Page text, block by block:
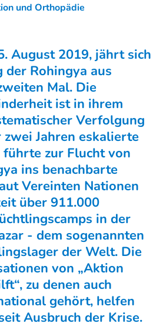
und Orthopädie
August 2019, jährt sich
Rohingya aus
Mal. Die
ist in ihrem
Verfolgung
zwei Jahren eskalierte
zur Flucht von
ins benachbarte
Vereinten Nationen
über 911.000
in der
- dem sogenannten
der Welt. Die
von „Aktion
zu denen auch
gehört, helfen
Ausbruch der Krise.